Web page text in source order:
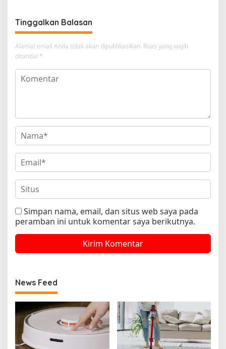
Tinggalkan Balasan
Alamat email Anda tidak akan dipublikasikan. Ruas yang wajib
ditandai *
Simpan nama, email, dan situs web saya pada
peramban ini untuk komentar saya berikutnya.
News Feed